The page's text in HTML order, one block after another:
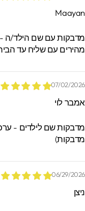
הזמנות.
עם שם הילד/ה -
עם שליח עד
07/02/
לוי
06/29/